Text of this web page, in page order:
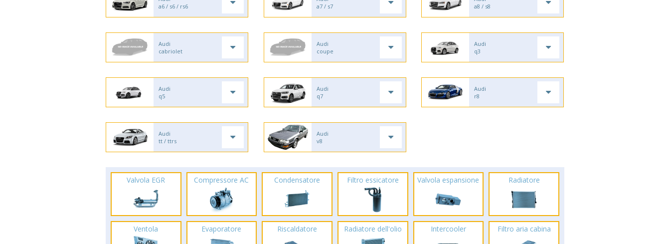
a6 / s6 / rs6
a7 / s7
a8 / s8
Audi
cabriolet
Audi
coupe
Audi
q3
Audi
q5
Audi
q7
Audi
r8
Audi
tt / ttrs
Audi
v8
Valvola EGR Compressore AC Condensatore Filtro essicatore Valvola espansione Radiatore
Ventola Evaporatore Riscaldatore Radiatore dell'olio Intercooler Filtro aria cabina